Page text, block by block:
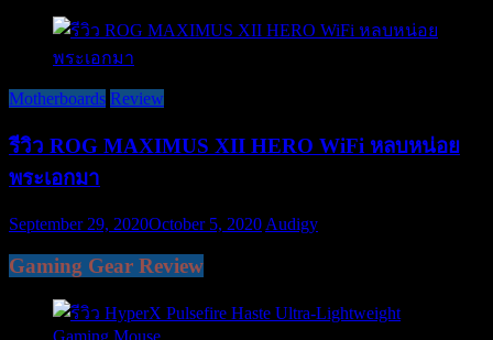
Motherboards Review
รีวิว ROG MAXIMUS XII HERO WiFi หลบหน่อย
พระเอกมา
September 29, 2020October 5, 2020 Audigy
Gaming Gear Review